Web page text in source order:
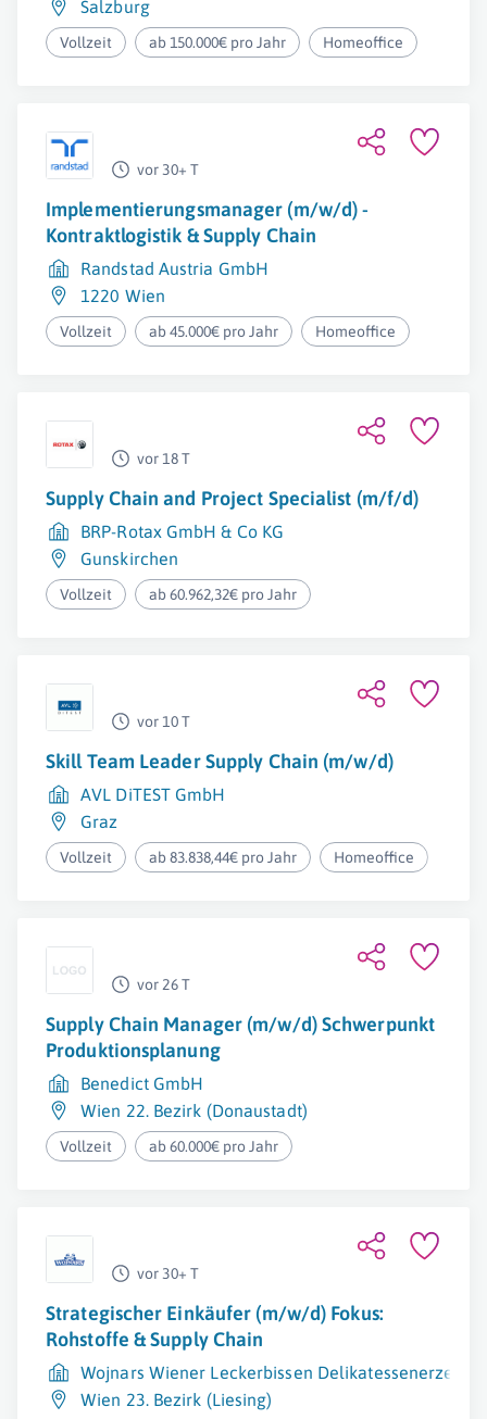
Salzburg
Vollzeit ab 150.000€ pro Jahr Homeoffice
vor 30+ T
Implementierungsmanager (m/w/d) -
Kontraktlogistik & Supply Chain
Randstad Austria GmbH
1220 Wien
Vollzeit ab 45.000€ pro Jahr Homeoffice
vor 18 T
Supply Chain and Project Specialist (m/f/d)
BRP-Rotax GmbH & Co KG
Gunskirchen
Vollzeit ab 60.962,32€ pro Jahr
vor 10 T
Skill Team Leader Supply Chain (m/w/d)
AVL DiTEST GmbH
Graz
Vollzeit ab 83.838,44€ pro Jahr Homeoffice
vor 26 T
Supply Chain Manager (m/w/d) Schwerpunkt
Produktionsplanung
Benedict GmbH
Wien 22. Bezirk (Donaustadt)
Vollzeit ab 60.000€ pro Jahr
vor 30+ T
Strategischer Einkäufer (m/w/d) Fokus:
Rohstoffe & Supply Chain
Wojnars Wiener Leckerbissen
Wien 23. Bezirk (Liesing)